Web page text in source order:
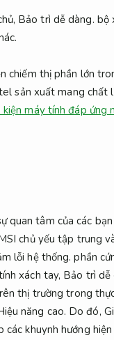
Bảo trì dễ dàng. bộ
thị phần lớn
sản xuất mang chất
kiện máy tính đáp ứng
quan tâm của các
chủ yếu tập trung
lỗi hệ thống. phần
xách tay, Bảo trì dễ
thị trường trong
năng cao. Do đó,
khuynh hướng